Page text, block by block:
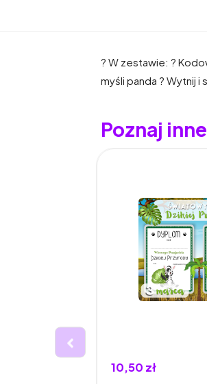
? W zestawie: ?
myśli panda ? Wytnij i
Poznaj
10,50 zł